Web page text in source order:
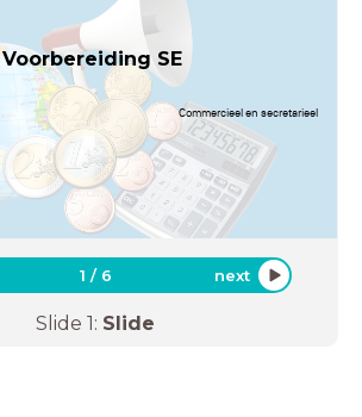
Voorbereiding SE
Commercieel en secretarieel
1 / 6 next
Slide 1: Slide